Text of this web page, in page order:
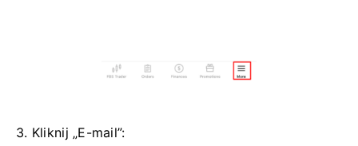
3. Kliknij „E-mail”: